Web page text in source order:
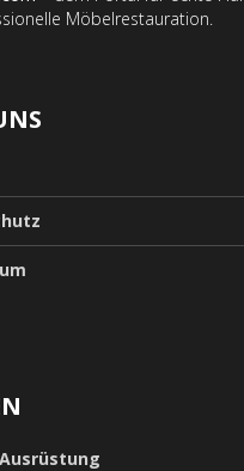
Möbelrestauration.